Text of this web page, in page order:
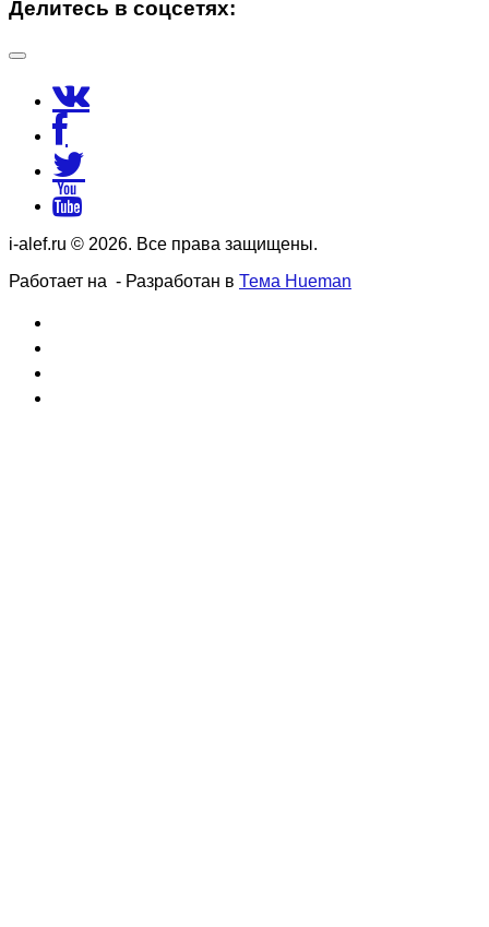
Делитесь в соцсетях:
i-alef.ru © 2026. Все права защищены.
Работает на - Разработан в Тема Hueman